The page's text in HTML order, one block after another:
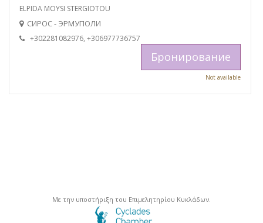
ELPIDA MOYSI STERGIOTOU
СИРОС - ЭРМУПОЛИ
+302281082976, +306977736757
Бронирование
Not available
Με την υποστήριξη του Επιμελητηρίου Κυκλάδων.